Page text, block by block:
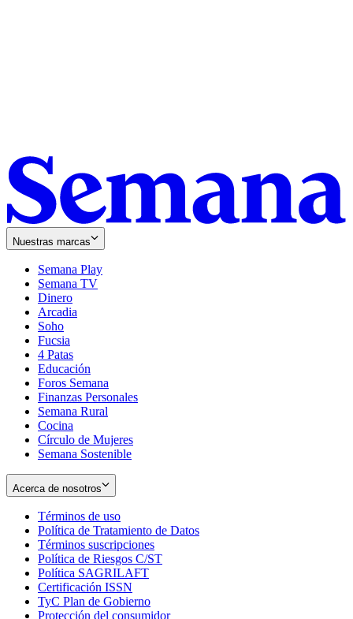
Nuestras marcas
Semana Play
Semana TV
Dinero
Arcadia
Soho
in
new
window
Fucsia
in
new
window
4 Patas
Educación
Foros Semana
Finanzas Personales
Semana Rural
Cocina
Círculo de Mujeres
Semana Sostenible
Acerca de nosotros
Términos de uso
in
new
window
Política de Tratamiento de Datos
Términos suscripciones
in
Política de Riesgos C/ST
Política SAGRILAFT
new
window
Certificación ISSN
in
new
TyC Plan de Gobierno
in
Protección del consumidorOpens